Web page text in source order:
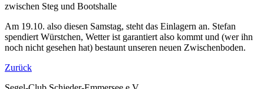
zwischen Steg und Bootshalle
Am 19.10. also diesen Samstag, steht das Einlagern an. Stefan
spendiert Würstchen, Wetter ist garantiert also kommt und (wer ihn
noch nicht gesehen hat) bestaunt unseren neuen Zwischenboden.
Zurück